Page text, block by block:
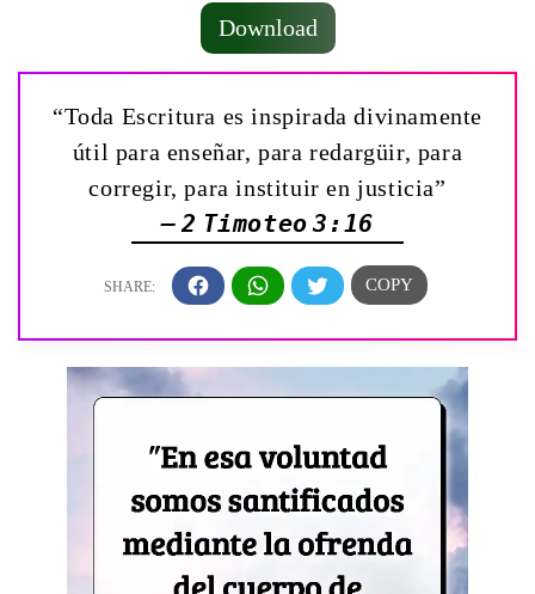
Download
“Toda Escritura es inspirada divinamente
útil para enseñar, para redargüir, para
corregir, para instituir en justicia”
— 2 Timoteo 3:16